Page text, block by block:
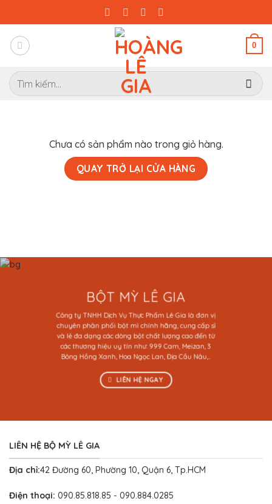
qua
nội
dung
0
Tìm
kiếm:
Chưa có sản phẩm nào trong giỏ hàng.
QUAY TRỞ LẠI CỬA HÀNG
BỘT MỲ LÊ GIA
Công ty TNHH Dịch Vụ Thực Phẩm Lê Gia là đơn vị
chuyên phân phối bột mì chính hãng, cung cấp sỉ
và lẻ đa dạng các dòng bột chất lượng cao đến từ
các thương hiệu uy tín như: 999 Cam, Meizan, 3
Bông Hồng Xanh, Hoa Ngọc Lan, Địa Cầu Nâu,..
LIÊN HỆ NGAY
LIÊN HỆ BỘ MỲ LÊ GIA
Địa chỉ:42 Đường 60, Phường 10, Quận 6, Tp.HCM
Điện thoại: 090.85.818.85 - 090.884.0285